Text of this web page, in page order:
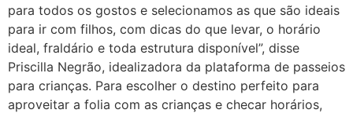
para todos os gostos e selecionamos as que são ideais
para ir com filhos, com dicas do que levar, o horário
ideal, fraldário e toda estrutura disponível”, disse
Priscilla Negrão, idealizadora da plataforma de passeios
para crianças. Para escolher o destino perfeito para
aproveitar a folia com as crianças e checar horários,